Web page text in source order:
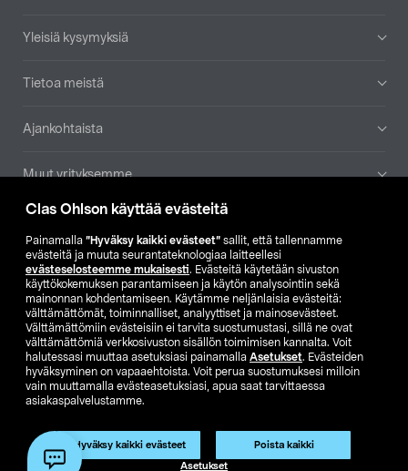
Clas Ohlson käyttää evästeitä
Painamalla ”Hyväksy kaikki evästeet” sallit, että tallennamme
evästeitä ja muuta seurantateknologiaa laitteellesi
evästeselosteemme mukaisesti. Evästeitä käytetään sivuston
käyttökokemuksen parantamiseen ja käytön analysointiin sekä
mainonnan kohdentamiseen. Käytämme neljänlaisia evästeitä:
välttämättömät, toiminnalliset, analyyttiset ja mainosevästeet.
Välttämättömiin evästeisiin ei tarvita suostumustasi, sillä ne ovat
välttämättömiä verkkosivuston sisällön toimimisen kannalta. Voit
halutessasi muuttaa asetuksiasi painamalla Asetukset. Evästeiden
hyväksyminen on vapaaehtoista. Voit perua suostumuksesi milloin
vain muuttamalla evästeasetuksiasi, apua saat tarvittaessa
asiakaspalvelustamme.
Hyväksy kaikki evästeet Poista kaikki
Asetukset
Tuote on poistunut
Tuotenro: 51-3011
Yleisiä kysymyksiä
Tietoa meistä
Ajankohtaista
Muut yrityksemme
Etsi myymälä
SE NO FI
FI SV
Näytä hinnat ilman ALV:a